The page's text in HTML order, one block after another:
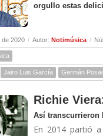
orgullo estas
de 2020 / Autor: Notimúsica /
Jairo Luis García Germán
Richie
Así transcurrieron
En 2014 partió